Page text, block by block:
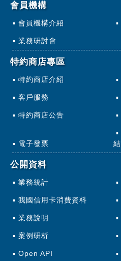
會員機構
會員機構介紹
業務研討會
特約商店專區
特約商店介紹
客戶服務
特約商店公告
電子發票
結
公開資料
業務統計
我國信用卡消費資料
業務說明
案例研析
Open API